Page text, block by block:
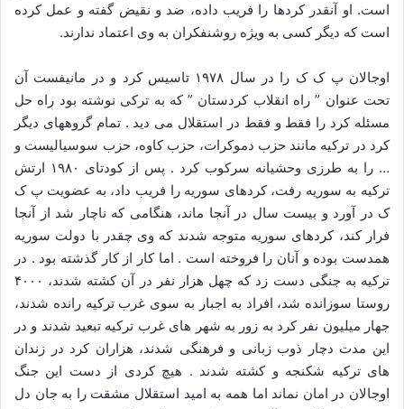
است. او آنقدر کردها را فریب داده، ضد و نقیض گفته و عمل کرده
است که دیگر کسی به ویژه روشنفکران به وی اعتماد ندارند.
اوجالان پ ک ک را در سال ۱۹۷۸ تاسیس کرد و در مانیفست آن
تحت عنوان ” راه انقلاب کردستان ” که به ترکی نوشته بود راه حل
مسئله کرد را فقط و فقط در استقلال می دید . تمام گروههای دیگر
کرد در ترکیه مانند حزب دموکرات، حزب کاوه، حزب سوسیالیست و
… را به طرزی وحشیانه سرکوب کرد . پس از کودتای ۱۹۸۰ ارتش
ترکیه به سوریه رفت، کردهای سوریه را فریب داد، به عضویت پ ک
ک در آورد و بیست سال در آنجا ماند، هنگامی که ناچار شد از آنجا
فرار کند، کردهای سوریه متوجه شدند که وی چقدر با دولت سوریه
همدست بوده و آنان را فروخته است . اما کار از کار گذشته بود . در
ترکیه به جنگی دست زد که چهل هزار نفر در آن کشته شدند، ۴۰۰۰
روستا سوزانده شد، افراد به اجبار به سوی غرب ترکیه رانده شدند،
جهار میلیون نفر کرد به زور به شهر های غرب ترکیه تبعید شدند و در
این مدت دچار ذوب زبانی و فرهنگی شدند، هزاران کرد در زندان
های ترکیه شکنجه و کشته شدند . هیچ کردی از دست این جنگ
اوجالان در امان نماند اما همه به امید استقلال مشقت را به جان دل